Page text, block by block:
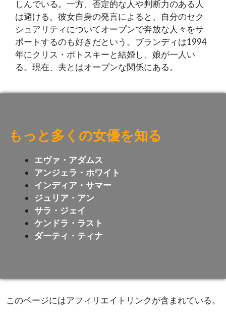
しんでいる。一方、否定的な人や判断力のある人
は避ける。彼女自身の発言によると、自分のセク
シュアリティについてオープンで奔放な人々をサ
ポートするのも好きだという。ブランディは1994
年にクリス・ポトスキーと結婚し、娘が一人い
る。現在、夫とはオープンな関係にある。
もっと多くの女優を知る
エヴァ・アダムス
アンジェラ・ホワイト
インディア・サマー
ジュリア・アン
サラ・ジェイ
ケンドラ・ラスト
ダーティ・ティナ
このページにはアフィリエイトリンクが含まれている。